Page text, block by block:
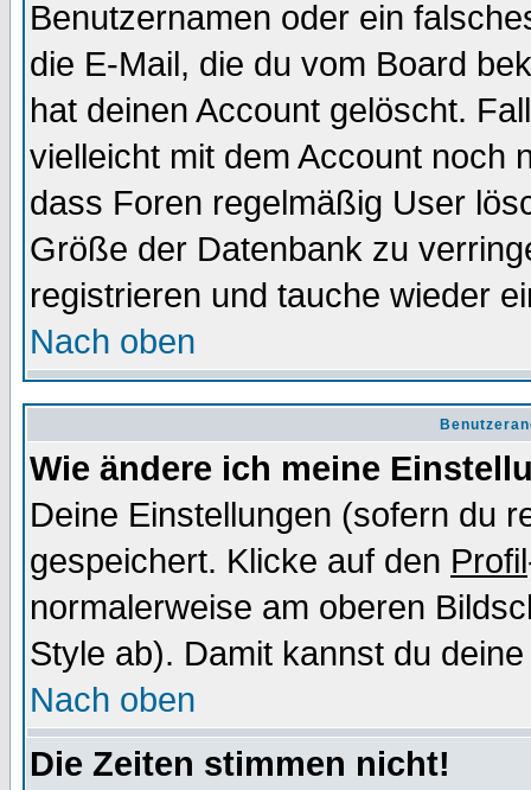
Benutzernamen oder ein
die E-Mail, die du vom Board
hat deinen Account gelöscht.
vielleicht mit dem Account noch
dass Foren regelmäßig User
Größe der Datenbank zu
registrieren und tauche wieder
Nach oben
Wie ändere ich meine
Deine Einstellungen (sofern du
gespeichert. Klicke auf den Profil
normalerweise am oberen
Style ab). Damit kannst du
Nach oben
Die Zeiten stimmen nicht!